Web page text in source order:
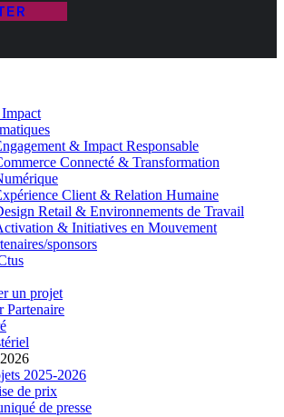
& Impact Responsable
Connecté & Transformation
Client & Relation Humaine
Retail & Environnements de Travail
& Initiatives en Mouvement
sponsors
un projet
Partenaire
2025-2026
de prix
de presse